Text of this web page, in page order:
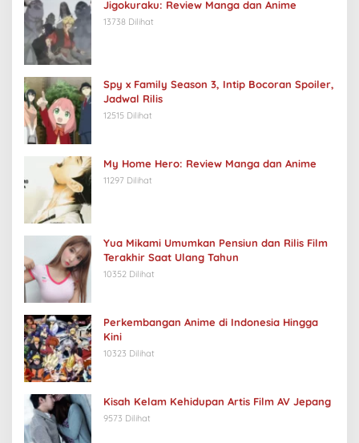
Jigokuraku: Review Manga dan Anime
13738 Dilihat
Spy x Family Season 3, Intip Bocoran Spoiler,
Jadwal Rilis
12515 Dilihat
My Home Hero: Review Manga dan Anime
11297 Dilihat
Yua Mikami Umumkan Pensiun dan Rilis Film
Terakhir Saat Ulang Tahun
10352 Dilihat
Perkembangan Anime di Indonesia Hingga
Kini
10323 Dilihat
Kisah Kelam Kehidupan Artis Film AV Jepang
9573 Dilihat